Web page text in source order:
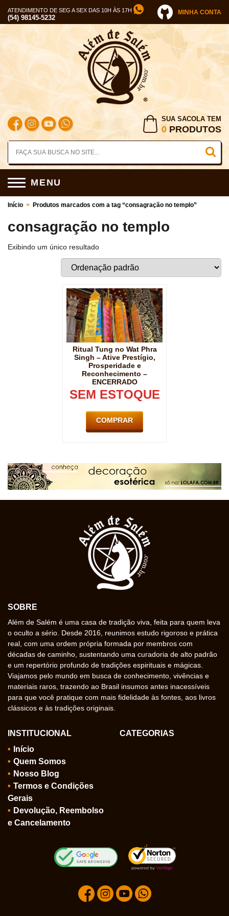
ATENDIMENTO DE SEG A SEX DAS 10H ÀS 17H
(54) 98145-5232
MINHA CONTA
SUA SACOLA TEM
0 PRODUTOS
MENU
Início > Produtos marcados com a tag “consagração no templo”
consagração no templo
Exibindo um único resultado
Ritual Tung no Wat Phra
Singh – Ative Prestígio,
Prosperidade e
Reconhecimento –
ENCERRADO
SEM ESTOQUE
COMPRAR
SOBRE
Além de Salém é uma casa de tradição viva, feita para quem leva
o oculto a sério. Desde 2016, reunimos estudo rigoroso e prática
real, com uma ordem própria formada por membros com
décadas de caminho, sustentando uma curadoria de alto padrão
e um repertório profundo de tradições espirituais e mágicas.
Viajamos pelo mundo em busca de conhecimento, vivências e
materiais raros, trazendo ao Brasil insumos antes inacessíveis
para que você pratique com mais fidelidade às fontes, aos livros
clássicos e às tradições originais.
INSTITUCIONAL
Início
Quem Somos
Nosso Blog
Termos e Condições
Gerais
Devolução, Reembolso
e Cancelamento
CATEGORIAS